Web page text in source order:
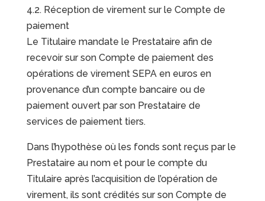
4.2. Réception de virement sur le Compte de
paiement
Le Titulaire mandate le Prestataire afin de
recevoir sur son Compte de paiement des
opérations de virement SEPA en euros en
provenance d’un compte bancaire ou de
paiement ouvert par son Prestataire de
services de paiement tiers.
Dans l’hypothèse où les fonds sont reçus par le
Prestataire au nom et pour le compte du
Titulaire après l’acquisition de l’opération de
virement, ils sont crédités sur son Compte de